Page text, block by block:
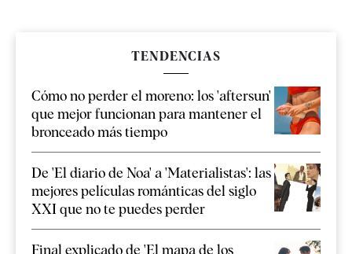
TENDENCIAS
Cómo no perder el moreno: los 'aftersun'
que mejor funcionan para mantener el
bronceado más tiempo
De 'El diario de Noa' a 'Materialistas': las
mejores películas románticas del siglo
XXI que no te puedes perder
Final explicado de 'El mapa de los